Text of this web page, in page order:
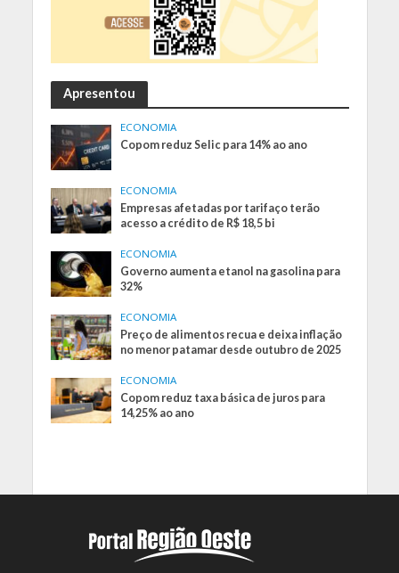
Apresentou
ECONOMIA
Copom reduz Selic para 14% ao ano
ECONOMIA
Empresas afetadas por tarifaço terão
acesso a crédito de R$ 18,5 bi
ECONOMIA
Governo aumenta etanol na gasolina para
32%
ECONOMIA
Preço de alimentos recua e deixa inflação
no menor patamar desde outubro de 2025
ECONOMIA
Copom reduz taxa básica de juros para
14,25% ao ano